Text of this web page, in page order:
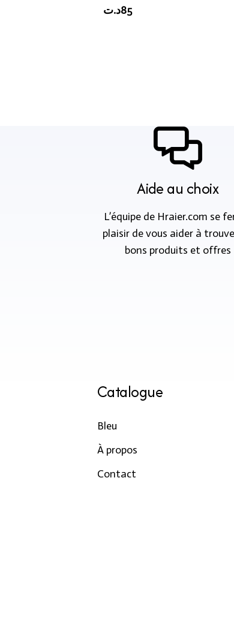
85د.ت
Aide au choix
L’équipe de Hraier.com se
plaisir de vous aider à
bons produits et offres
Catalogue
Bleu
À propos
Contact